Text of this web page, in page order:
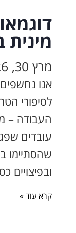
מינית
מרץ 30, 2026
אנו
לסיפורי
העבודה –
עובדים
שהסתיימו
ובפיצויים
קרא עוד »